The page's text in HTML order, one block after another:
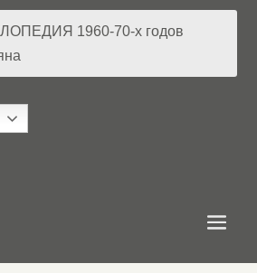
1960-70-х годов